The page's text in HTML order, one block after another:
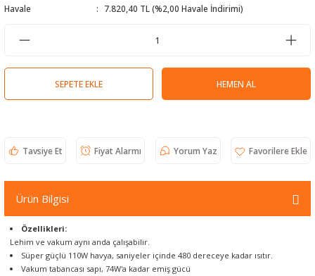
Havale
7.820,40 TL (%2,00 Havale İndirimi)
SEPETE EKLE HEMEN AL
Tavsiye Et Fiyat Alarmı Yorum Yaz
Ürün Bilgisi
Özellikleri:
Lehim ve vakum aynı anda çalışabilir.
Süper güçlü 110W havya, saniyeler içinde 480 dereceye kadar ısıtır.
Vakum tabancası sapı, 74W'a kadar emiş gücü